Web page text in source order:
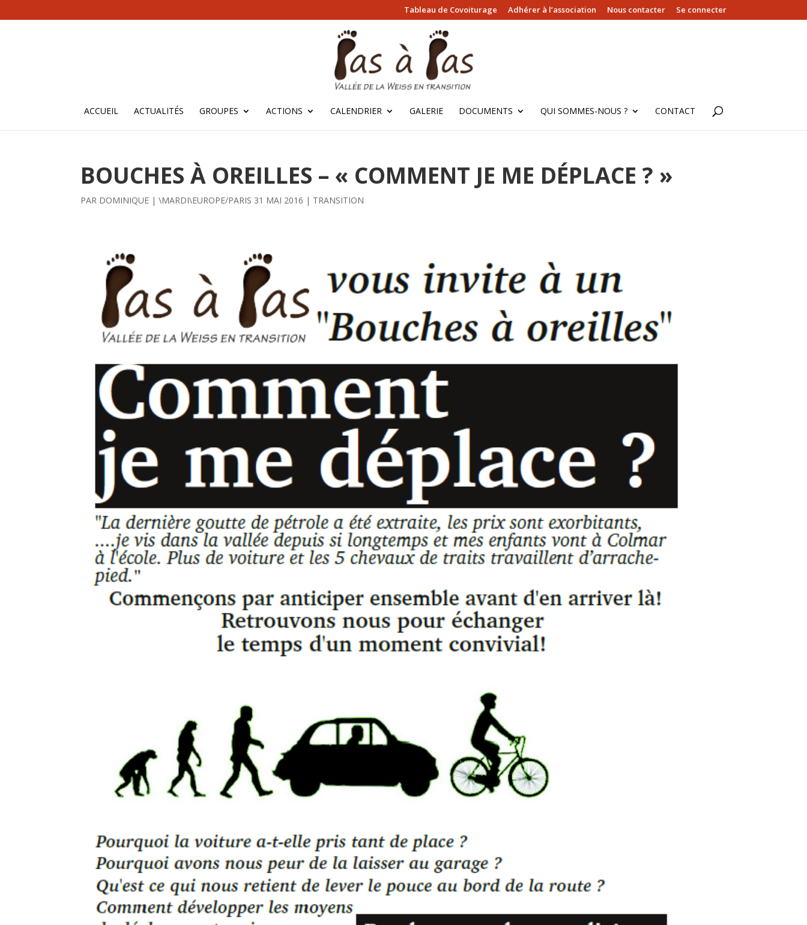
Tableau de Covoiturage Adhérer à l’association Nous contacter Se connecter
ACCUEIL ACTUALITÉS GROUPES ACTIONS CALENDRIER GALERIE DOCUMENTS QUI SOMMES-NOUS ? CONTACT
BOUCHES À OREILLES – « COMMENT JE ME DÉPLACE ? »
PAR DOMINIQUE |\MARDI\EUROPE/PARIS 31 MAI 2016 | TRANSITION